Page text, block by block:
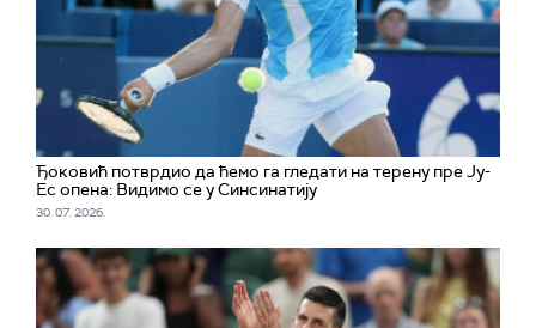
Ђоковић потврдио да ћемо га гледати на терену пре Ју-
Ес опена: Видимо се у Синсинатију
30. 07. 2026.